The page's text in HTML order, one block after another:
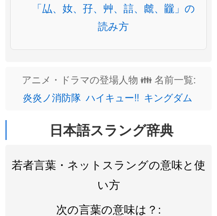
「厸、奻、孖、艸、誩、虤、龖」の
読み方
アニメ・ドラマの登場人物 👪 名前一覧:
炎炎ノ消防隊 ハイキュー!! キングダム
日本語スラング辞典
若者言葉・ネットスラングの意味と使
い方
次の言葉の意味は？: